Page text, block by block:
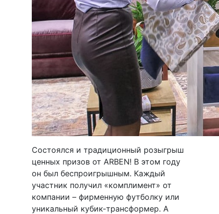
Состоялся и традиционный розыгрыш
ценных призов от ARBEN! В этом году
он был беспроигрышным. Каждый
участник получил «комплимент» от
компании – фирменную футболку или
уникальный кубик-трансформер. А